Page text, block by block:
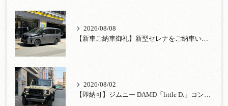
2026/08/08
【新車ご納車御礼】新型セレナをご納車いたしました！宮口自動車株式会社
2026/08/02
【即納可】ジムニー DAMD「little D.」コンプリート！登録済未使用車あり